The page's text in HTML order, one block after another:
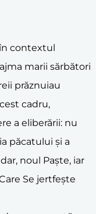
contextul
marii sărbători
prăznuiau
cadru,
a eliberării: nu
păcatului și a
noul Paște, iar
Se jertfește